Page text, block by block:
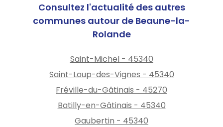
Consultez l'actualité des autres
communes autour de Beaune-la-
Rolande
Saint-Michel - 45340
Saint-Loup-des-Vignes - 45340
Fréville-du-Gâtinais - 45270
Batilly-en-Gâtinais - 45340
Gaubertin - 45340